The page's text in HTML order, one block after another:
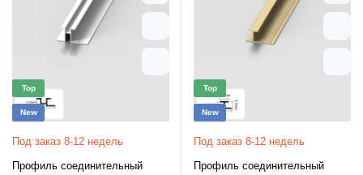
Top
New
Под заказ 8-12 недель
Профиль соединительный
Top
New
Под заказ 8-12 недель
Профиль соединительный